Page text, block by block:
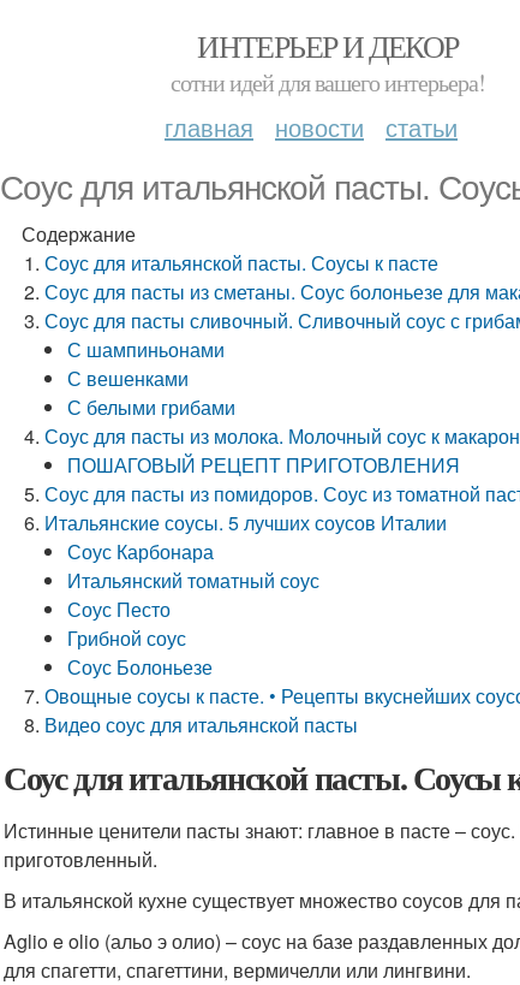
ИНТЕРЬЕР И ДЕКОР
сотни идей для вашего интерьера!
главная новости статьи
Соус для итальянской пасты.
Содержание
Соус для итальянской пасты. Соусы к пасте
Соус для пасты из сметаны. Соус болоньезе для
Соус для пасты сливочный. Сливочный соус с
С шампиньонами
С вешенками
С белыми грибами
Соус для пасты из молока. Молочный соус к
ПОШАГОВЫЙ РЕЦЕПТ ПРИГОТОВЛЕНИЯ
Соус для пасты из помидоров. Соус из томатной
Итальянские соусы. 5 лучших соусов Италии
Соус Карбонара
Итальянский томатный соус
Соус Песто
Грибной соус
Соус Болоньезе
Овощные соусы к пасте. • Рецепты вкуснейших
Видео соус для итальянской пасты
Соус для итальянской пасты. Соусы
Истинные ценители пасты знают: главное в пасте –
приготовленный.
В итальянской кухне существует множество соусов для
Aglio e olio (альо э олио) – соус на базе раздавленных
для спагетти, спагеттини, вермичелли или лингвини.